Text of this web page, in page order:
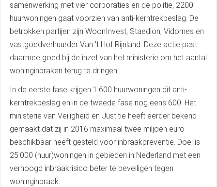
samenwerking met vier corporaties en de politie, 2200
huurwoningen gaat voorzien van anti-kerntrekbeslag. De
betrokken partijen zijn WoonInvest, Staedion, Vidomes en
vastgoedverhuurder Van 't Hof Rijnland. Deze actie past
daarmee goed bij de inzet van het ministerie om het aantal
woninginbraken terug te dringen.
In de eerste fase krijgen 1.600 huurwoningen dit anti-
kerntrekbeslag en in de tweede fase nog eens 600. Het
ministerie van Veiligheid en Justitie heeft eerder bekend
gemaakt dat zij in 2016 maximaal twee miljoen euro
beschikbaar heeft gesteld voor inbraakpreventie. Doel is
25.000 (huur)woningen in gebieden in Nederland met een
verhoogd inbraakrisico beter te beveiligen tegen
woninginbraak.